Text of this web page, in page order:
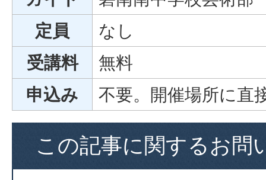
定員
なし
受講料
無料
申込み
不要。開催場所に直
この記事に関するお問